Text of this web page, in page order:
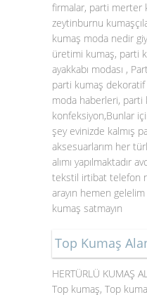
firmalar, parti merter
zeytinburnu
kumaş moda nedir
üretimi kumaş, parti
ayakkabı modası ,
parti kumaş dekoratif
moda haberleri,
konfeksiyon,Bunlar
şey evinizde kalmış
aksesuarlarım her
alımı yapılmaktadır
tekstil irtibat telefon
arayın hemen
kumaş satmayın
Top Kumaş
HERTÜRLÜ KUMAŞ
Top kumaş, Top